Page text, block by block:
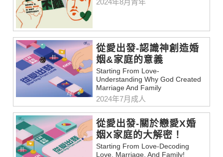
從愛出發-認識神創造婚
姻&家庭的意義
Starting From Love-
Understanding Why God Created
Marriage And Family
2024年7月成人
從愛出發-關於戀愛X婚
姻X家庭的大解密！
Starting From Love-Decoding
Love, Marriage, And Family!